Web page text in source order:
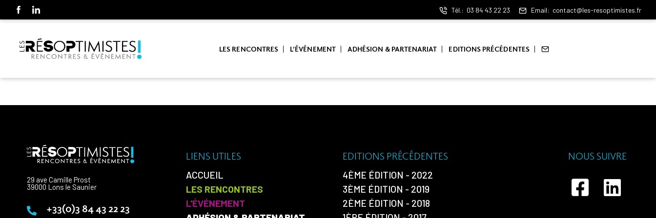
Tél. 03 84 43 22 23 Email contact@les-resoptimistes.fr
LES RENCONTRES L’ÉVÉNEMENT ADHÉSION & PARTENARIAT EDITIONS PRÉCÉDENTES
29 ave Camille Prost
39000 Lons le Saunier
+33(0)3 84 43 22 23
LIENS UTILES
ACCUEIL
LES RENCONTRES
L'ÉVÉNEMENT
EDITIONS PRÉCÉDENTES
4ÈME ÉDITION - 2022
3ÈME ÉDITION - 2019
2ÈME ÉDITION - 2018
NOUS SUIVRE
Panneau de gestion des cookies